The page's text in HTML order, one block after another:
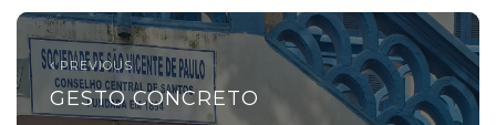
PREVIOUS
GESTO CONCRETO